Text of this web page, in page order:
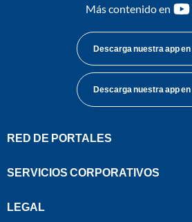
Más contenido en
Descarga nuestra app en
Descarga nuestra app en
RED DE PORTALES
SERVICIOS CORPORATIVOS
LEGAL